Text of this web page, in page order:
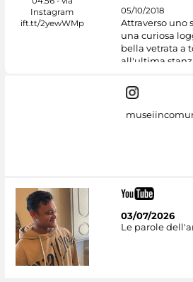
05/10/2018
Attraverso uno
una curiosa
bella vetrata a
all'ultima
03/07/2026
Le parole